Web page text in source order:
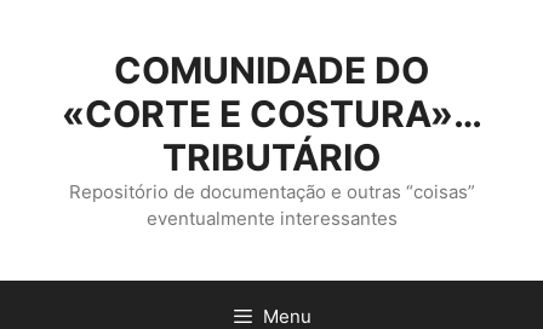
conteúdo
COMUNIDADE DO
«CORTE E COSTURA»…
TRIBUTÁRIO
Repositório de documentação e outras “coisas”
eventualmente interessantes
Menu